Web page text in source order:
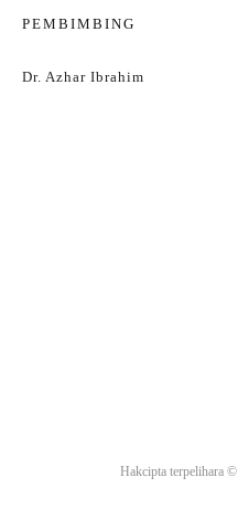
PEMBIMBING
Dr. Azhar Ibrahim
Hakcipta terpelihara ©